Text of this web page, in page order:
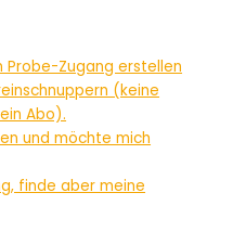
Zugang erstellen
(keine
Abo).
und möchte mich
finde aber meine